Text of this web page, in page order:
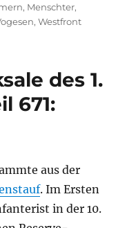
, Menschter,
,Westfront
des 1.
671:
aus der
. Im Ersten
in der 10.